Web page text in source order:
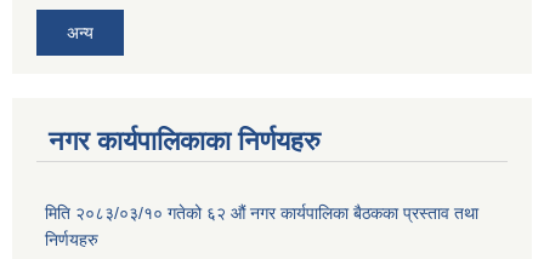
अन्य
नगर कार्यपालिकाका निर्णयहरु
मिति २०८३/०३/१० गतेको ६२ औं नगर कार्यपालिका बैठकका प्रस्ताव तथा
निर्णयहरु